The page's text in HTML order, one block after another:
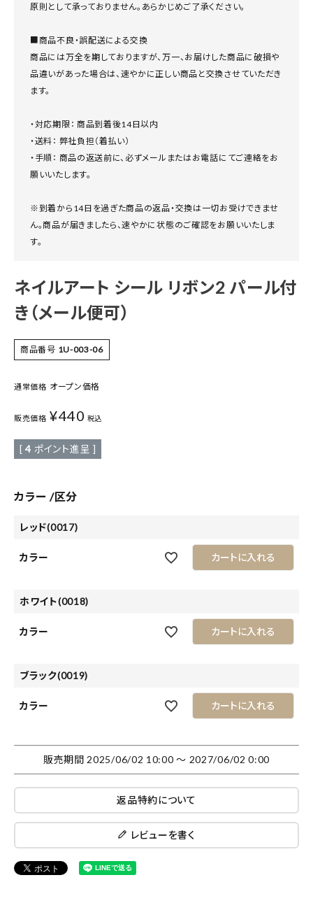
原則として承っておりません。あらかじめご了承ください。
■商品不良・誤配送による交換
商品には万全を期しておりますが、万一、お届けした商品に破損や
品違いがあった場合は、速やかに正しい商品と交換させていただき
ます。
・対応期限： 商品到着後14日以内
・送料： 弊社負担（着払い）
・手順： 商品の返送前に、必ずメールまたはお電話にてご連絡をお
願いいたします。
※到着から14日を過ぎた商品の返品・交換は一切お受けできませ
ん。商品が届きましたら、速やかに状態のご確認をお願いいたしま
す。
ネイルアート シール リボン2 パール付
き（メール便可）
商品番号 1U-003-06
通常価格 オープン価格
販売価格 ¥440 税込
[ 4 ポイント進呈 ]
カラー 区分
レッド(0017)
カラー カートに入れる
ホワイト(0018)
カラー カートに入れる
ブラック(0019)
カラー カートに入れる
販売期間 2025/06/02 10:00〜 2027/06/02 0:00
返品特約について
レビューを書く